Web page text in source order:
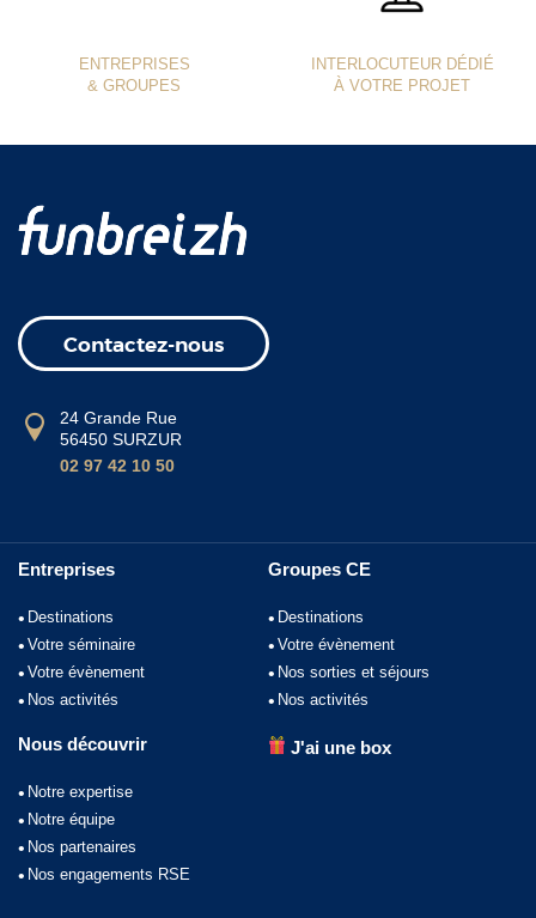
ENTREPRISES
& GROUPES
INTERLOCUTEUR DÉDIÉ
À VOTRE PROJET
Contactez-nous
24 Grande Rue
56450 SURZUR
02 97 42 10 50
Entreprises
Destinations
Votre séminaire
Votre évènement
Nos activités
Groupes CE
Destinations
Votre évènement
Nos sorties et séjours
Nos activités
Nous découvrir
Notre expertise
Notre équipe
Nos partenaires
Nos engagements RSE
J'ai une box